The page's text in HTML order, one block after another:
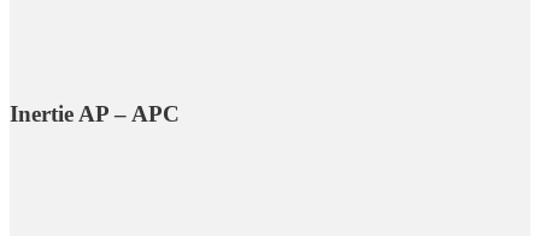
Inertie AP – APC